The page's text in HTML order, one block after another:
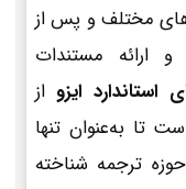
مختلف و پس از
ارائه مستندات
استاندارد ایزو از
تا به‌عنوان تنها
ترجمه شناخته